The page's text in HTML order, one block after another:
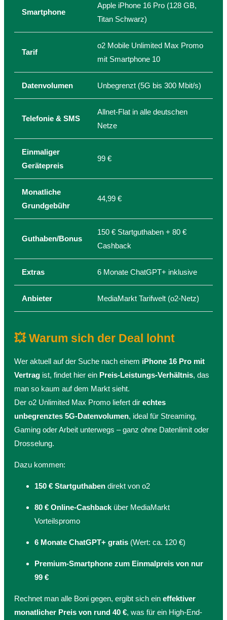
Smartphone
Apple iPhone 16 Pro (128 GB,
Titan Schwarz)
Tarif
o2 Mobile Unlimited Max Promo
mit Smartphone 10
Datenvolumen Unbegrenzt (5G bis 300 Mbit/s)
Telefonie & SMS
Allnet-Flat in alle deutschen
Netze
Einmaliger
Gerätepreis
99 €
Monatliche
Grundgebühr
44,99 €
Guthaben/Bonus
150 € Startguthaben + 80 €
Cashback
Extras 6 Monate ChatGPT+ inklusive
Anbieter MediaMarkt Tarifwelt (o2-Netz)
💥 Warum sich der Deal lohnt
Wer aktuell auf der Suche nach einem iPhone 16 Pro mit
Vertrag ist, findet hier ein Preis-Leistungs-Verhältnis, das
man so kaum auf dem Markt sieht.
Der o2 Unlimited Max Promo liefert dir echtes
unbegrenztes 5G-Datenvolumen, ideal für Streaming,
Gaming oder Arbeit unterwegs – ganz ohne Datenlimit oder
Drosselung.
Dazu kommen:
150 € Startguthaben direkt von o2
80 € Online-Cashback über MediaMarkt
Vorteilspromo
6 Monate ChatGPT+ gratis (Wert: ca. 120 €)
Premium-Smartphone zum Einmalpreis von nur
99 €
Rechnet man alle Boni gegen, ergibt sich ein effektiver
monatlicher Preis von rund 40 €, was für ein High-End-